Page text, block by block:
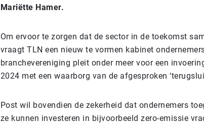
Mariëtte Hamer.
Om ervoor te zorgen dat de sector in de toekomst
vraagt TLN een nieuw te vormen kabinet
branchevereniging pleit onder meer voor een
2024 met een waarborg van de afgesproken
Post wil bovendien de zekerheid dat ondernemers
ze kunnen investeren in bijvoorbeeld zero-emissie